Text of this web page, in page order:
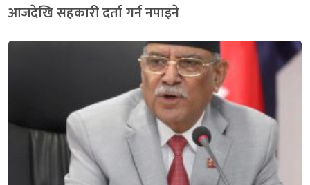
आजदेखि सहकारी दर्ता गर्न नपाइने